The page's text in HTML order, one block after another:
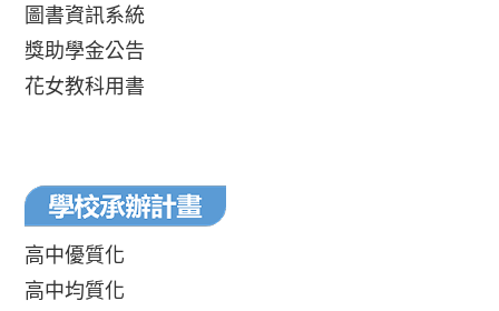
圖書資訊系統
獎助學金公告
花女教科用書
高中優質化
高中均質化